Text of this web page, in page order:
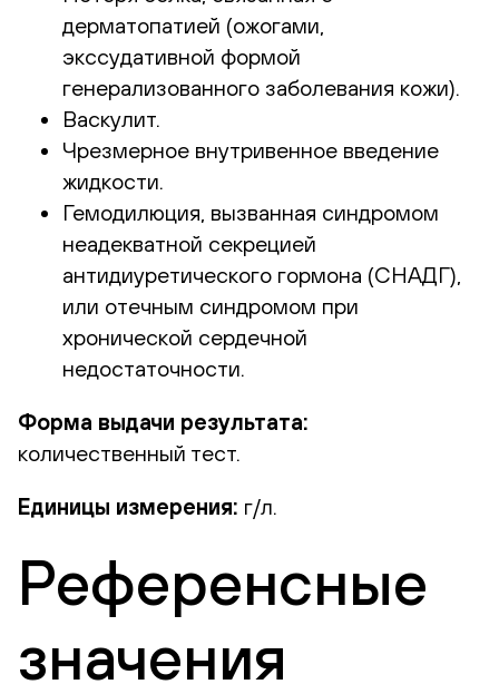
дерматопатией (ожогами,
экссудативной формой
генерализованного заболевания кожи).
Васкулит.
Чрезмерное внутривенное введение
жидкости.
Гемодилюция, вызванная синдромом
неадекватной секрецией
антидиуретического гормона (СНАДГ),
или отечным синдромом при
хронической сердечной
недостаточности.
Форма выдачи результата:
количественный тест.
Единицы измерения: г/л.
Референсные
значения